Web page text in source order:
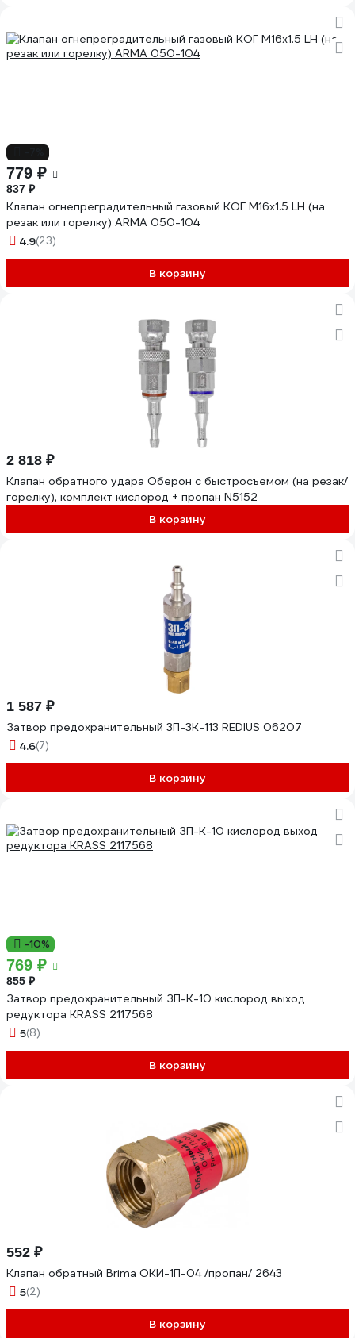
779 ₽
837 ₽
Клапан огнепреградительный газовый КОГ М16x1.5 LH (на
резак или горелку) ARMA 050-104
4.9(23)
В корзину
2 818 ₽
Клапан обратного удара Оберон с быстросъемом (на резак/
горелку), комплект кислород + пропан N5152
В корзину
1 587 ₽
Затвор предохранительный 3П-3К-113 REDIUS 06207
4.6(7)
В корзину
-10%
769 ₽
855 ₽
Затвор предохранительный ЗП-К-10 кислород выход
редуктора KRASS 2117568
5(8)
В корзину
552 ₽
Клапан обратный Brima ОКИ-1П-04 /пропан/ 2643
5(2)
В корзину